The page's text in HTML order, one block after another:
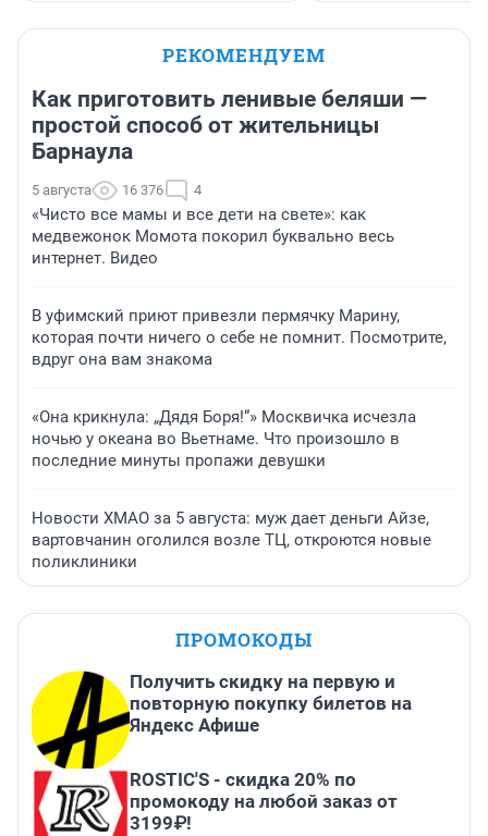
РЕКОМЕНДУЕМ
Как приготовить ленивые беляши —
простой способ от жительницы
Барнаула
5 августа 16 376 4
«Чисто все мамы и все дети на свете»: как
медвежонок Момота покорил буквально весь
интернет. Видео
В уфимский приют привезли пермячку Марину,
которая почти ничего о себе не помнит. Посмотрите,
вдруг она вам знакома
«Она крикнула: „Дядя Боря!“» Москвичка исчезла
ночью у океана во Вьетнаме. Что произошло в
последние минуты пропажи девушки
Новости ХМАО за 5 августа: муж дает деньги Айзе,
вартовчанин оголился возле ТЦ, откроются новые
поликлиники
ПРОМОКОДЫ
Получить скидку на первую и
повторную покупку билетов на
Яндекс Афише
ROSTIC'S - скидка 20% по
промокоду на любой заказ от
3199₽!